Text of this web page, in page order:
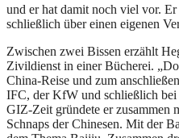
und er hat damit noch viel vor.
schließlich über einen eigenen
Zwischen zwei Bissen erzählt
Zivildienst in einer Bücherei.
China-Reise und zum
IFC, der KfW und schließlich bei
GIZ-Zeit gründete er zusammen
Schnaps der Chinesen. Mit der